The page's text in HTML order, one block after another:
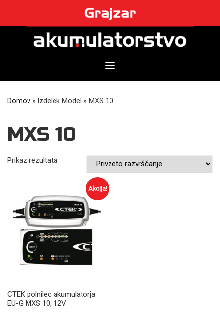
content
Domov » Izdelek Model » MXS 10
MXS 10
Prikaz rezultata
Akcija!
CTEK polnilec akumulatorja
EU-G MXS 10, 12V